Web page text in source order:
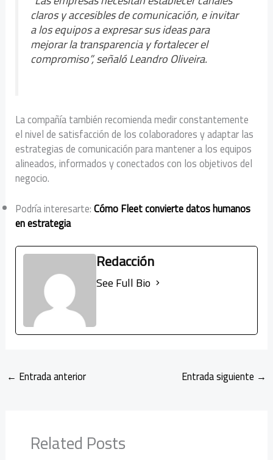
claros y accesibles de comunicación, e invitar
a los equipos a expresar sus ideas para
mejorar la transparencia y fortalecer el
compromiso”, señaló Leandro Oliveira.
La compañía también recomienda medir constantemente
el nivel de satisfacción de los colaboradores y adaptar las
estrategias de comunicación para mantener a los equipos
alineados, informados y conectados con los objetivos del
negocio.
Podría interesarte:Cómo Fleet convierte datos humanos
en estrategia
Redacción
See Full Bio
← Entrada anterior Entrada siguiente →
Related Posts